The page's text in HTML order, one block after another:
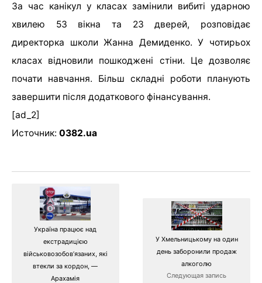
За час канікул у класах замінили вибиті ударною
хвилею 53 вікна та 23 дверей, розповідає
директорка школи Жанна Демиденко. У чотирьох
класах відновили пошкоджені стіни. Це дозволяє
почати навчання. Більш складні роботи планують
завершити після додаткового фінансування.
[ad_2]
Источник: 0382.ua
Україна працює над
екстрадицією
військовозобов’язаних, які
втекли за кордон, —
Арахамія
У Хмельницькому на один
день заборонили продаж
алкоголю
Следующая запись